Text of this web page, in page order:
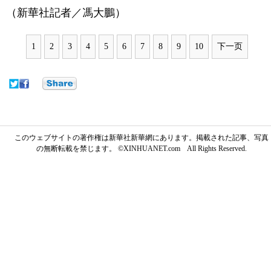
（新華社記者／馮大鵬）
1 2 3 4 5 6 7 8 9 10 下一页
このウェブサイトの著作権は新華社新華網にあります。掲載された記事、写真
の無断転載を禁じます。 ©XINHUANET.com All Rights Reserved.